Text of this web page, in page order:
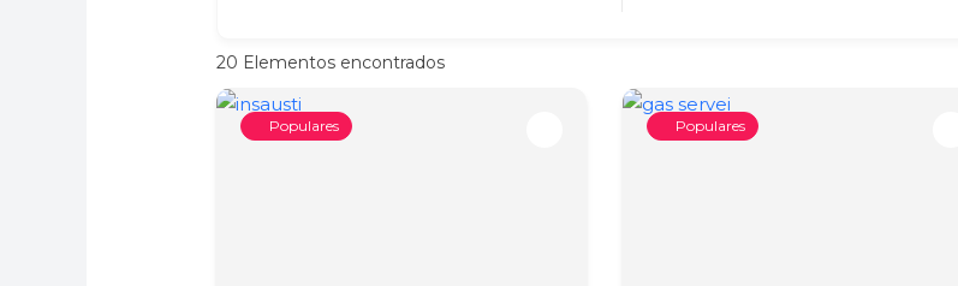
20 Elementos encontrados
Populares Populares